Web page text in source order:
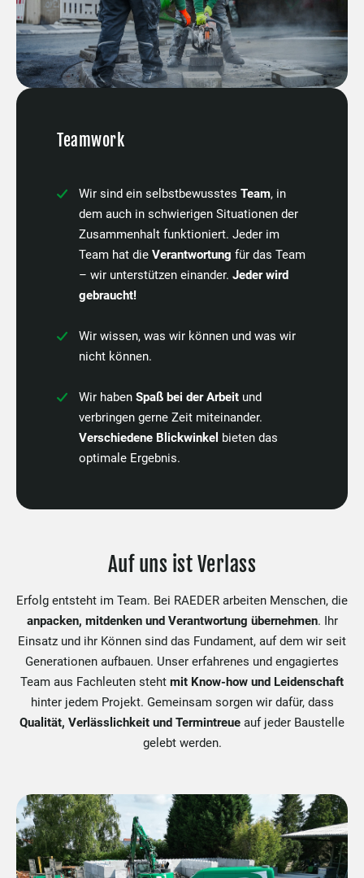
Teamwork
Wir sind ein selbstbewusstes Team, in
dem auch in schwierigen Situationen der
Zusammenhalt funktioniert. Jeder im
Team hat die Verantwortung für das Team
– wir unterstützen einander. Jeder wird
gebraucht!
Wir wissen, was wir können und was wir
nicht können.
Wir haben Spaß bei der Arbeit und
verbringen gerne Zeit miteinander.
Verschiedene Blickwinkel bieten das
optimale Ergebnis.
Auf uns ist Verlass
Erfolg entsteht im Team. Bei RAEDER arbeiten Menschen, die
anpacken, mitdenken und Verantwortung übernehmen. Ihr
Einsatz und ihr Können sind das Fundament, auf dem wir seit
Generationen aufbauen. Unser erfahrenes und engagiertes
Team aus Fachleuten steht mit Know-how und Leidenschaft
hinter jedem Projekt. Gemeinsam sorgen wir dafür, dass
Qualität, Verlässlichkeit und Termintreue auf jeder Baustelle
gelebt werden.